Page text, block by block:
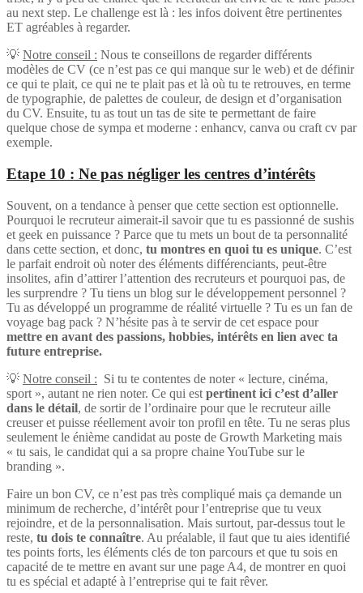
au next step. Le challenge est là : les infos doivent être pertinentes
ET agréables à regarder.
💡 Notre conseil : Nous te conseillons de regarder différents
modèles de CV (ce n’est pas ce qui manque sur le web) et de définir
ce qui te plait, ce qui ne te plait pas et là où tu te retrouves, en terme
de typographie, de palettes de couleur, de design et d’organisation
du CV. Ensuite, tu as tout un tas de site te permettant de faire
quelque chose de sympa et moderne : enhancv, canva ou craft cv par
exemple.
Etape 10 : Ne pas négliger les centres d’intérêts
Souvent, on a tendance à penser que cette section est optionnelle.
Pourquoi le recruteur aimerait-il savoir que tu es passionné de sushis
et geek en puissance ? Parce que tu mets un bout de ta personnalité
dans cette section, et donc, tu montres en quoi tu es unique. C’est
le parfait endroit où noter des éléments différenciants, peut-être
insolites, afin d’attirer l’attention des recruteurs et pourquoi pas, de
les surprendre ? Tu tiens un blog sur le développement personnel ?
Tu as développé un programme de réalité virtuelle ? Tu es un fan de
voyage bag pack ? N’hésite pas à te servir de cet espace pour
mettre en avant des passions, hobbies, intérêts en lien avec ta
future entreprise.
💡 Notre conseil : Si tu te contentes de noter « lecture, cinéma,
sport », autant ne rien noter. Ce qui est pertinent ici c’est d’aller
dans le détail, de sortir de l’ordinaire pour que le recruteur aille
creuser et puisse réellement avoir ton profil en tête. Tu ne seras plus
seulement le énième candidat au poste de Growth Marketing mais
« tu sais, le candidat qui a sa propre chaine YouTube sur le
branding ».
Faire un bon CV, ce n’est pas très compliqué mais ça demande un
minimum de recherche, d’intérêt pour l’entreprise que tu veux
rejoindre, et de la personnalisation. Mais surtout, par-dessus tout le
reste, tu dois te connaître. Au préalable, il faut que tu aies identifié
tes points forts, les éléments clés de ton parcours et que tu sois en
capacité de te mettre en avant sur une page A4, de montrer en quoi
tu es spécial et adapté à l’entreprise qui te fait rêver.